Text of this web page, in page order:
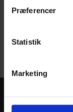
Præferencer
Statistik
Marketing
NB!! Du skal
selv